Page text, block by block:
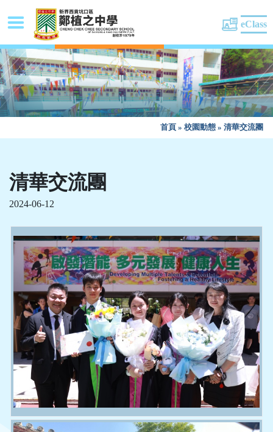
eClass
首頁 » 校園動態 » 清華交流團
清華交流團
2024-06-12